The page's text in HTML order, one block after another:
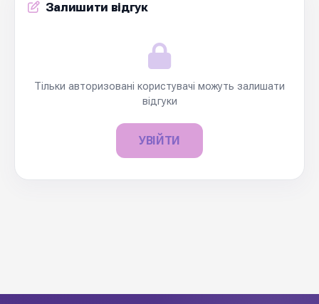
Залишити відгук
Тільки авторизовані користувачі можуть залишати
відгуки
УВІЙТИ